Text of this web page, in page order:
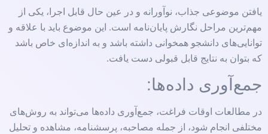
یافتن موضوعی جذاب، نوآورانه و در عین حال قابل اجرا، یکی از
مهم‌ترین مراحل نگارش پایان‌نامه است. این موضوع باید با علاقه و
توانایی‌های دانشجو همخوانی داشته باشد و به اندازه‌ای خاص باشد
که بتوان به نتایج قابل قبولی دست یافت.
جمع‌آوری داده‌ها:
در مطالعات اوقات فراغت، جمع‌آوری داده‌ها می‌تواند به روش‌های
مختلفی انجام شود، از جمله مصاحبه، پرسشنامه، مشاهده و تحلیل